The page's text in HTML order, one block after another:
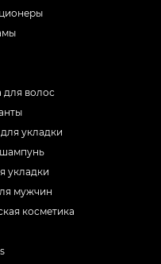
для волос
укладки
укладки
мужчин
косметика